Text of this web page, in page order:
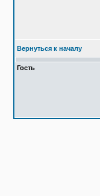
Вернуться к началу
Гость